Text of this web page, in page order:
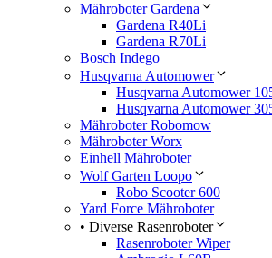
Mähroboter Gardena
Gardena R40Li
Gardena R70Li
Bosch Indego
Husqvarna Automower
Husqvarna Automower
Husqvarna Automower
Mähroboter Robomow
Mähroboter Worx
Einhell Mähroboter
Wolf Garten Loopo
Robo Scooter 600
Yard Force Mähroboter
• Diverse Rasenroboter
Rasenroboter Wiper